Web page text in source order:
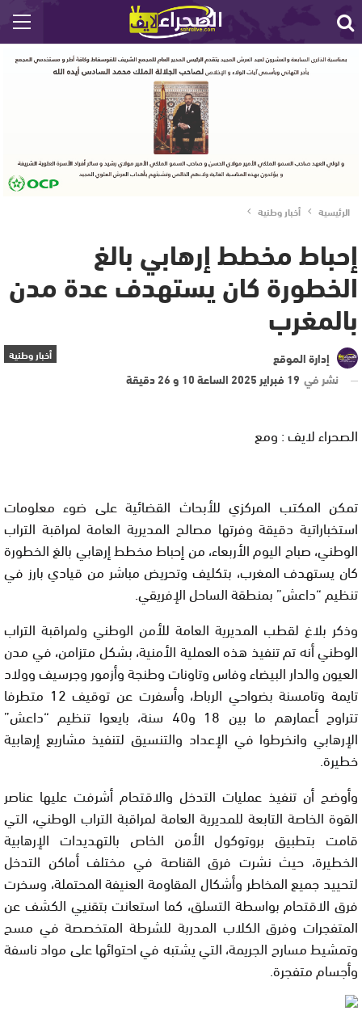
الرئيسية أخبار وطنية
إحباط مخطط إرهابي بالغ
الخطورة كان يستهدف عدة مدن
بالمغرب
أخبار وطنية
إدارة الموقع
نشر في 19 فبراير 2025 الساعة 10 و 26 دقيقة
الصحراء لايف : ومع
تمكن المكتب المركزي للأبحاث القضائية على ضوء معلومات
استخباراتية دقيقة وفرتها مصالح المديرية العامة لمراقبة التراب
الوطني، صباح اليوم الأربعاء، من إحباط مخطط إرهابي بالغ الخطورة
كان يستهدف المغرب، بتكليف وتحريض مباشر من قيادي بارز في
تنظيم “داعش” بمنطقة الساحل الإفريقي.
وذكر بلاغ لقطب المديرية العامة للأمن الوطني ولمراقبة التراب
الوطني أنه تم تنفيذ هذه العملية الأمنية، بشكل متزامن، في مدن
العيون والدار البيضاء وفاس وتاونات وطنجة وأزمور وجرسيف وولاد
تايمة وتامسنة بضواحي الرباط، وأسفرت عن توقيف 12 متطرفا
تتراوح أعمارهم ما بين 18 و40 سنة، بايعوا تنظيم “داعش”
الإرهابي وانخرطوا في الإعداد والتنسيق لتنفيذ مشاريع إرهابية
خطيرة.
وأوضح أن تنفيذ عمليات التدخل والاقتحام أشرفت عليها عناصر
القوة الخاصة التابعة للمديرية العامة لمراقبة التراب الوطني، التي
قامت بتطبيق بروتوكول الأمن الخاص بالتهديدات الإرهابية
الخطيرة، حيث نشرت فرق القناصة في مختلف أماكن التدخل
لتحييد جميع المخاطر وأشكال المقاومة العنيفة المحتملة، وسخرت
فرق الاقتحام بواسطة التسلق، كما استعانت بتقنيي الكشف عن
المتفجرات وفرق الكلاب المدربة للشرطة المتخصصة في مسح
وتمشيط مسارح الجريمة، التي يشتبه في احتوائها على مواد ناسفة
وأجسام متفجرة.